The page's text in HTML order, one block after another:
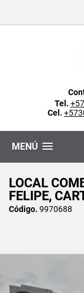
Tel.
Cel.
MENÚ
LOCAL
FELIPE,
Código. 9970688